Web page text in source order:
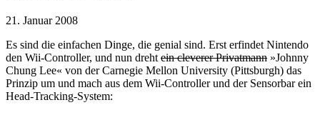
21. Januar 2008
Es sind die einfachen Dinge, die genial sind. Erst erfindet Nintendo
den Wii-Controller, und nun dreht ein cleverer Privatmann »Johnny
Chung Lee« von der Carnegie Mellon University (Pittsburgh) das
Prinzip um und mach aus dem Wii-Controller und der Sensorbar ein
Head-Tracking-System: